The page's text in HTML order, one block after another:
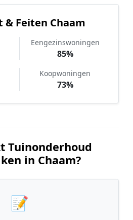
Feiten Chaam
Eengezinswoningen
85%
Koopwoningen
73%
Tuinonderhoud
in Chaam?
📝